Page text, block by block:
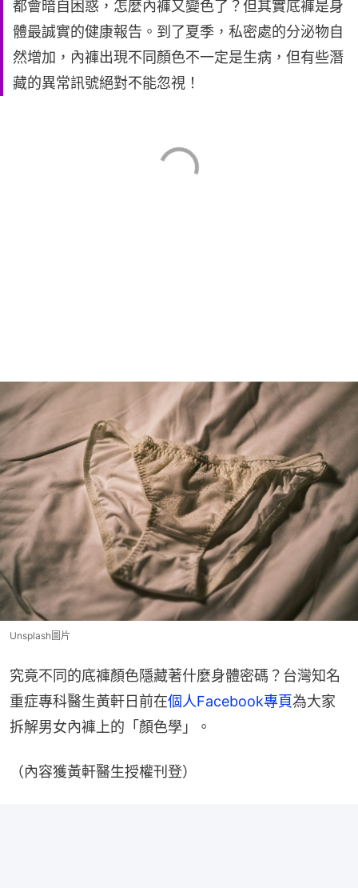
都會暗自困惑，怎麼內褲又變色了？但其實底褲是身
體最誠實的健康報告。到了夏季，私密處的分泌物自
然增加，內褲出現不同顏色不一定是生病，但有些潛
藏的異常訊號絕對不能忽視！
Unsplash圖片
究竟不同的底褲顏色隱藏著什麼身體密碼？台灣知名
重症專科醫生黃軒日前在個人Facebook專頁為大家
拆解男女內褲上的「顏色學」。
（內容獲黃軒醫生授權刊登）